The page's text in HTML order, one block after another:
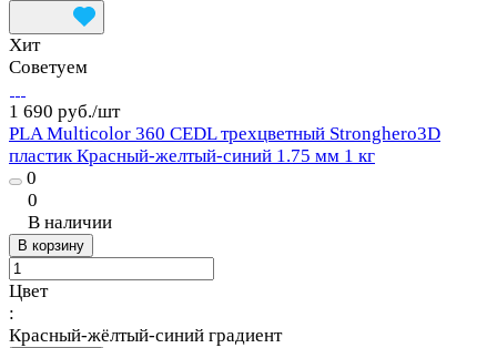
Хит
Советуем
1 690 руб./шт
PLA Multicolor 360 CEDL трехцветный Stronghero3D
пластик Красный-желтый-синий 1.75 мм 1 кг
0
0
В наличии
В корзину
Цвет
:
Красный-жёлтый-синий градиент